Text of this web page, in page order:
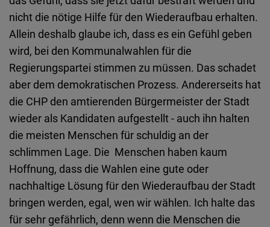
nicht die nötige Hilfe für den Wiederaufbau erhalten.
Allein deshalb glaube ich, dass es ein Gefühl geben
wird, bei den Kommunalwahlen für die
Regierungspartei stimmen zu müssen. Das schadet
aber dem demokratischen Prozess. Andererseits hat
die CHP den amtierenden Bürgermeister der Stadt
wieder als Kandidaten aufgestellt - auch ihn halten
die meisten Menschen für schuldig an der
schlimmen Lage. Die Menschen haben kaum
Hoffnung, dass die Wahlen eine gute oder
nachhaltige Lösung für den Wiederaufbau der Stadt
bringen werden, egal, wen wir wählen. Ich halte das
für sehr gefährlich, denn wenn die Menschen die